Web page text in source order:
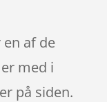
af de
med i
på siden.